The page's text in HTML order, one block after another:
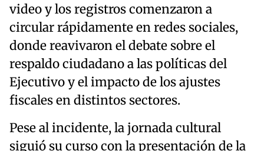
video y los registros comenzaron a
circular rápidamente en redes sociales,
donde reavivaron el debate sobre el
respaldo ciudadano a las políticas del
Ejecutivo y el impacto de los ajustes
fiscales en distintos sectores.
Pese al incidente, la jornada cultural
siguió su curso con la presentación de la